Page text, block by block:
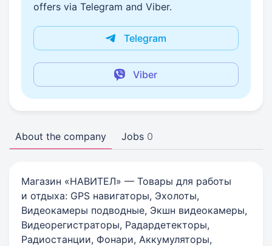
offers via Telegram and Viber.
Telegram
Viber
About the company Jobs 0
Магазин «НАВИТЕЛ» — Товары для работы
и отдыха: GPS навигаторы, Эхолоты,
Видеокамеры подводные, Экшн видеокамеры,
Видеорегистраторы, Радардетекторы,
Радиостанции, Фонари, Аккумуляторы,